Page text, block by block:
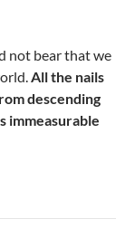
not bear that we
All the nails
descending
immeasurable